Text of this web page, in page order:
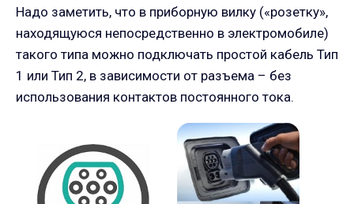
Надо заметить, что в приборную вилку («розетку»,
находящуюся непосредственно в электромобиле)
такого типа можно подключать простой кабель Тип
1 или Тип 2, в зависимости от разъема – без
использования контактов постоянного тока.